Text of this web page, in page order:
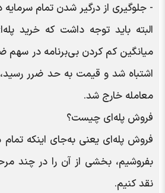
- جلوگیری از درگیر شدن تمام سرمایه
البته باید توجه داشت که خرید
میانگین کم کردن بی‌برنامه در سهم
اشتباه شد و قیمت به حد ضرر رسید،
معامله خارج شد.
فروش پله‌ای چیست؟
فروش پله‌ای یعنی به‌جای اینکه
بفروشیم، بخشی از آن را در چند
نقد کنیم.